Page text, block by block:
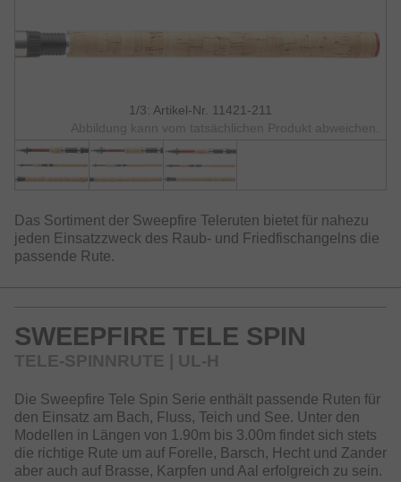
1/3: Artikel-Nr. 11421-211
Abbildung kann vom tatsächlichen Produkt abweichen.
Das Sortiment der Sweepfire Teleruten bietet für nahezu
jeden Einsatzzweck des Raub- und Friedfischangelns die
passende Rute.
SWEEPFIRE TELE SPIN
TELE-SPINNRUTE | UL-H
Die Sweepfire Tele Spin Serie enthält passende Ruten für
den Einsatz am Bach, Fluss, Teich und See. Unter den
Modellen in Längen von 1.90m bis 3.00m findet sich stets
die richtige Rute um auf Forelle, Barsch, Hecht und Zander
aber auch auf Brasse, Karpfen und Aal erfolgreich zu sein.